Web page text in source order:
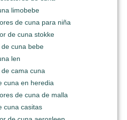
limobebe
de cuna para niña
de cuna stokke
cuna bebe
len
cama cuna
cuna en heredia
de cuna de malla
cuna casitas